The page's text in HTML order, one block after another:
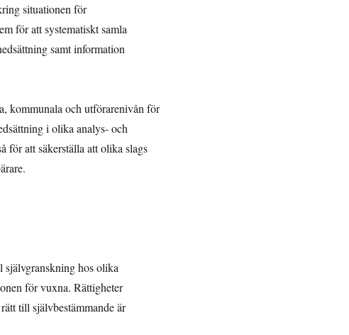
situationen för
för att systematiskt samla
samt information
kommunala och utförarenivån för
i olika analys- och
för att säkerställa att olika slags
självgranskning hos olika
för vuxna. Rättigheter
till självbestämmande är